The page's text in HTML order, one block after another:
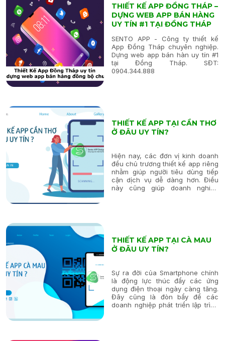
THIẾT KẾ APP ĐỒNG THÁP –
DỰNG WEB APP BÁN HÀNG
UY TÍN #1 TẠI ĐỒNG THÁP
SENTO APP - Công ty thiết kế
App Đồng Tháp chuyên nghiệp.
Dựng web app bán hàn uy tín #1
tại Đồng Tháp. SĐT:
0904.344.888
THIẾT KẾ APP TẠI CẦN THƠ
Ở ĐÂU UY TÍN?
Hiện nay, các đơn vị kinh doanh
đều chủ trương thiết kế app riêng
nhằm giúp người tiêu dùng tiếp
cận dịch vụ dễ dàng hơn. Điều
này cũng giúp doanh nghiệp
THIẾT KẾ APP TẠI CÀ MAU
Ở ĐÂU UY TÍN?
Sự ra đời của Smartphone chính
là động lực thúc đẩy các ứng
dụng điện thoại ngày càng tăng.
Đây cũng là đòn bẩy để các
doanh nghiệp phát triển lập trình